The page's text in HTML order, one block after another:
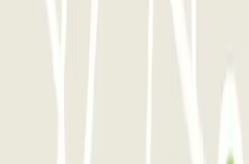
cuando entramos muy atenta y
a la salida no había nadie y no se
el QR. Llamamos y la persona que
como si la culpa fuera nuestra